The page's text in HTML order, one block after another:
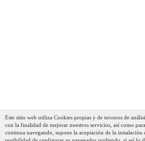
Este sitio web utiliza Cookies propias y de terceros de
con la finalidad de mejorar nuestros servicios, así como
continua navegando, supone la aceptación de la instalación